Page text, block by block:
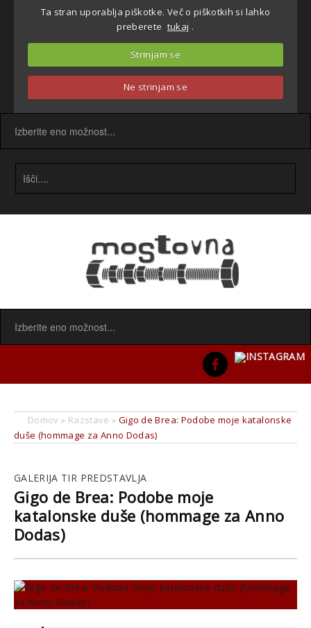
Ta stran uporablja piškotke. Več o piškotkih si lahko
preberete tukaj .
Strinjam se
Ne strinjam se
Domov » Razstave » Gigo de Brea: Podobe moje katalonske
duše (hommage za Anno Dodas)
GALERIJA TIR PREDSTAVLJA
Gigo de Brea: Podobe moje
katalonske duše (hommage za Anno
Dodas)